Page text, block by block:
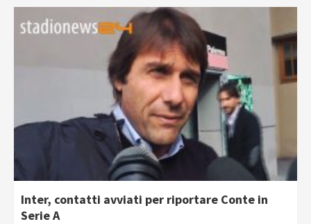
Inter, contatti avviati per riportare Conte in
Serie A